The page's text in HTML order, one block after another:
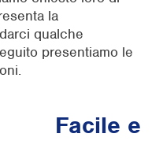
la
qualche
presentiamo le
Facile e